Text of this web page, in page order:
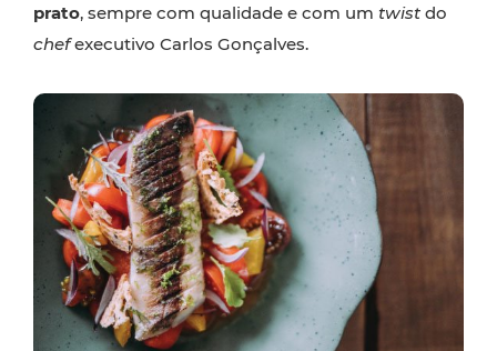
prato, sempre com qualidade e com um twist do
chefexecutivo Carlos Gonçalves.